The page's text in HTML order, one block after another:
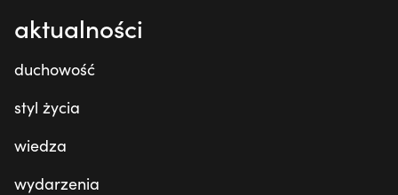
aktualności
duchowość
styl życia
wiedza
wydarzenia